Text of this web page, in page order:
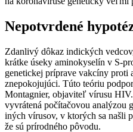
Nepotvrdené
Zdanlivý dôkaz indických
krátke úseky aminokyselín v S-
genetickej príprave vakcíny
znepokojujúci. Túto teóriu
Montagnier, objaviteľ vírusu
vyvrátená počítačovou analýzou
iných vírusov, v ktorých sa našli
že sú prírodného pôvodu.